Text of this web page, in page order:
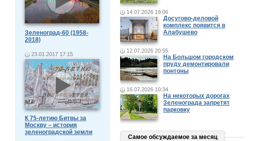
Зеленоград-60 (1958-
2018)
23.01.2017 17:15
К 75-летию Битвы за
Москву – история
зеленоградской земли
14.07.2026 19:06
Досугово-деловой
комплекс появится в
Алабушево
12.07.2026 20:55
На Большом городском
пруду демонтировали
понтоны
16.07.2026 10:34
На некоторых дорогах
Зеленограда запретят
парковку
Самое обсуждаемое за месяц